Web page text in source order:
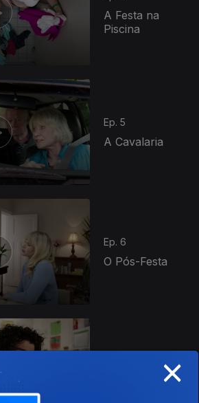
A Festa na
Piscina
Ep. 5
A Cavalaria
Ep. 6
O Pós-Festa
×